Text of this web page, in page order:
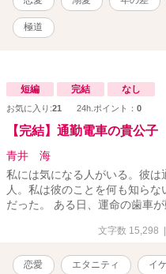
極道
短編 完結 なし
お気に入り:21 24h.ポイント： 0
【完結】通勤電車の貴公子
青井 海
私には気になる人がいる。彼
人。私は彼のことを何も知ら
だった。 ある日、運命の歯車が
文字数 15,298
恋愛 エタニティ イ